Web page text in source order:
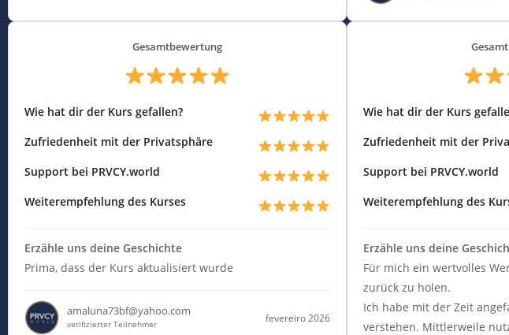
Gesamtbewertung
Wie hat dir der Kurs gefallen?
Zufriedenheit mit der Privatsphäre
Support bei PRVCY.world
Weiterempfehlung des Kurses
Erzähle uns deine Geschichte
Prima, dass der Kurs aktualisiert wurde
amaluna73bf@yahoo.com
verifizierter Teilnehmer
fevereiro 2026
Wie hat dir der Kurs
Zufriedenheit mit der
Support bei PRVCY.world
Weiterempfehlung des
Erzähle uns deine
Für mich ein wertvolles
zurück zu holen.
Ich habe mit der Zeit
verstehen. Mittlerweile